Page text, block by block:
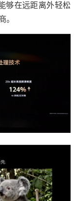
够在远距离外轻松
。